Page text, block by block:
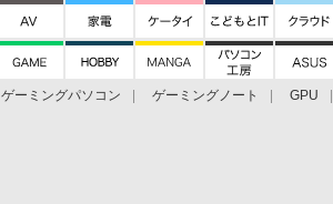
ゲーミングパソコン ゲーミングノート
GPU